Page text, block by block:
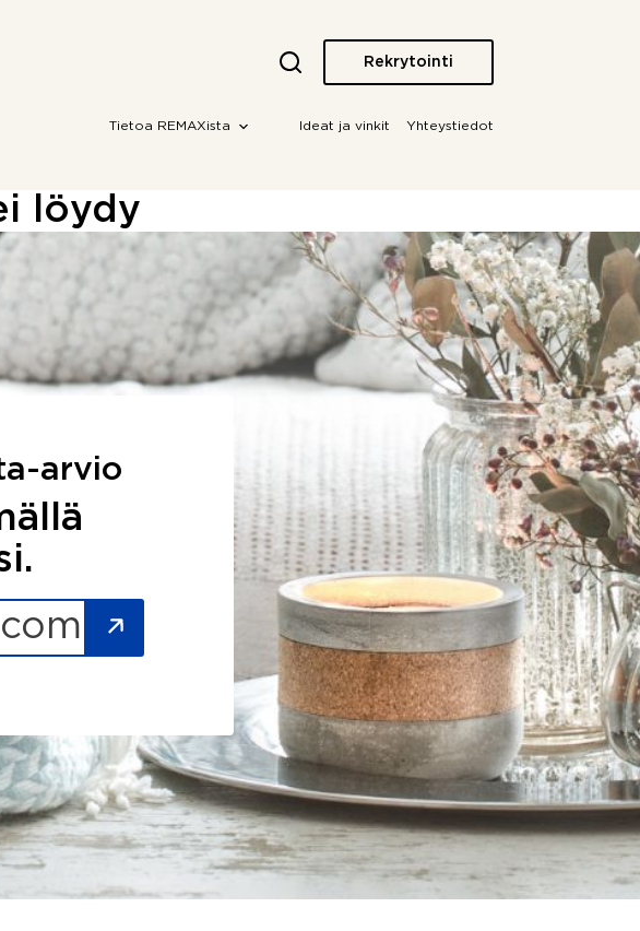
Rekrytointi
Tietoa REMAXista Ideat ja vinkit Yhteystiedot
löydy
arvio